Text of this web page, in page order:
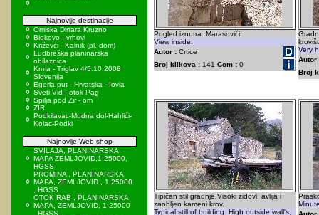
Najnovije destinacije
Omiska Dinara Kruzno
Biokovo - vrhovi
Križevci - Kalnik (pl. dom)
Ludbreška planinarska
obilaznica
Krma - Triglav 4/5.10.2008
Slovenija
Egeria put - Hrvatska - Iovia
Sveti Vid - otok Pag
Spilja pod Zir - om
ZIR
Podkilavac-Mudna dol-Hahlići-
Kolac-Podki
Najnovije Web shop
SVILAJA, PLANINARSKA
MAPA ZEMLJOVID,1:25000,
HGSS
PROMINA , PLANINARSKA
MAPA, ZEMLJOVID , 1:25000
, HGSS
OTOK RAB , PLANINARSKA
MAPA, ZEMLJOVID, 1:25000
, HGSS
Pogled iznutra. Marasovići.
View inside.
Autor : Crtice
Broj klikova : 141 Com : 0
Very
Autor
Broj
Tipičan stil gradnje.Visoki zidovi, avlija i
zaobljen kameni krov.
Typical still of building. High outside wall's,